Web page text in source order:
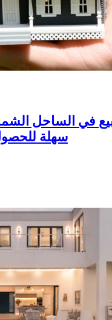
في الساحل
سهلة